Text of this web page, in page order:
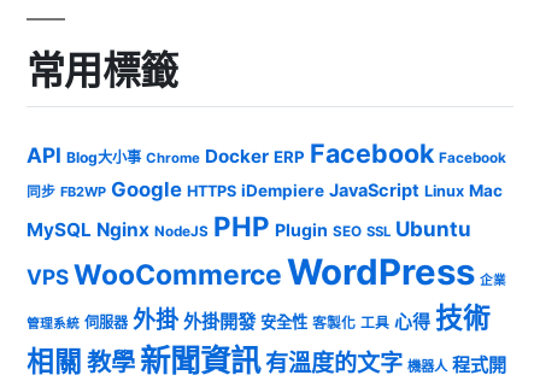
常用標籤
API Blog大小事 Chrome Docker ERP Facebook Facebook
同步 FB2WP Google HTTPS iDempiere JavaScript Linux Mac
MySQL Nginx NodeJS PHP Plugin SEO SSL Ubuntu
VPSWooCommerceWordPress 企業
管理系統 伺服器 外掛 外掛開發 安全性 客製化 工具 心得 技術
相關 教學 新聞資訊有溫度的文字 機器人 程式開